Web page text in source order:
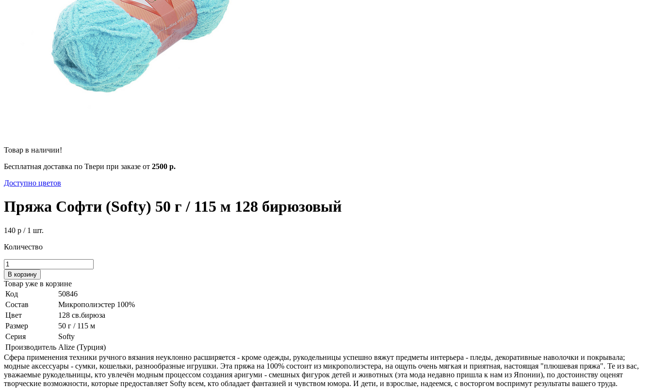
Товар в наличии!
Бесплатная доставка по Твери при заказе от 2500 р.
Доступно цветов
Пряжа Софти (Softy) 50 г / 115 м 128 бирюзовый
140 р / 1 шт.
Количество
В корзину
Товар уже в корзине
Код
50846
Состав
Микрополиэстер 100%
Цвет
128 св.бирюза
Размер
50 г / 115 м
Серия
Softy
Производитель Alize (Турция)
Сфера применения техники ручного вязания неуклонно расширяется - кроме одежды, рукодельницы успешно вяжут предметы интерьера - пледы, декоративные наволочки и покрывала;
модные аксессуары - сумки, кошельки, разнообразные игрушки. Эта пряжа на 100% состоит из микрополиэстера, на ощупь очень мягкая и приятная, настоящая "плюшевая пряжа". Те из вас,
уважаемые рукодельницы, кто увлечён модным процессом создания аригуми - смешных фигурок детей и животных (эта мода недавно пришла к нам из Японии), по достоинству оценят
творческие возможности, которые предоставляет Softy всем, кто обладает фантазией и чувством юмора. И дети, и взрослые, надеемся, с восторгом воспримут результаты вашего труда.